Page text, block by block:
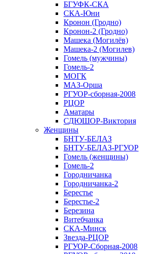
БГУФК-СКА
СКА-Юни
Кронон (Гродно)
Кронон-2 (Гродно)
Машека (Могилёв)
Машека-2 (Могилев)
Гомель (мужчины)
Гомель-2
МОГК
МАЗ-Орша
РГУОР-сборная-2008
РЦОР
Аматары
СДЮШОР-Виктория
Женщины
БНТУ-БЕЛАЗ
БНТУ-БЕЛАЗ-РГУОР
Гомель (женщины)
Гомель-2
Городничанка
Городничанка-2
Берестье
Берестье-2
Березина
Витебчанка
СКА-Минск
Звезда-РЦОР
РГУОР-Сборная-2008